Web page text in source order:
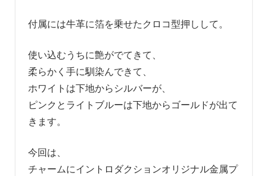
付属には牛革に箔を乗せたクロコ型押しして。
使い込むうちに艶がでてきて、
柔らかく手に馴染んできて、
ホワイトは下地からシルバーが、
ピンクとライトブルーは下地からゴールドが出て
きます。
今回は、
チャームにイントロダクションオリジナル金属プ